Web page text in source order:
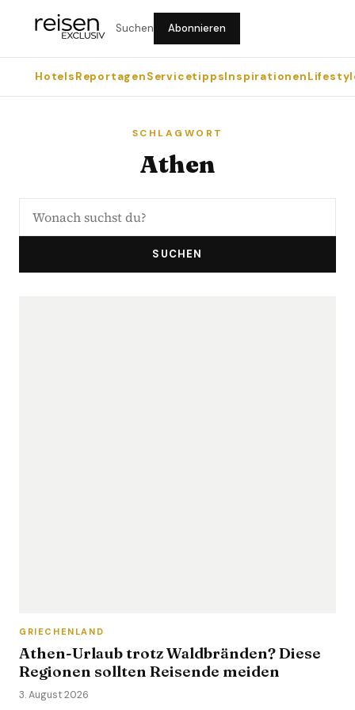
Suchen Abonnieren
HotelsReportagenServicetippsInspirationen
SCHLAGWORT
Athen
SUCHEN
GRIECHENLAND
Athen-Urlaub trotz Waldbränden? Diese
Regionen sollten Reisende meiden
3. August 2026